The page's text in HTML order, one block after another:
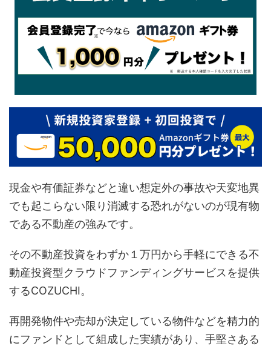
現金や有価証券などと違い想定外の事故や天変地異
でも起こらない限り消滅する恐れがないのが現有物
である不動産の強みです。
その不動産投資をわずか１万円から手軽にできる不
動産投資型クラウドファンディングサービスを提供
するCOZUCHI。
再開発物件や売却が決定している物件などを精力的
にファンドとして組成した実績があり、手堅さある